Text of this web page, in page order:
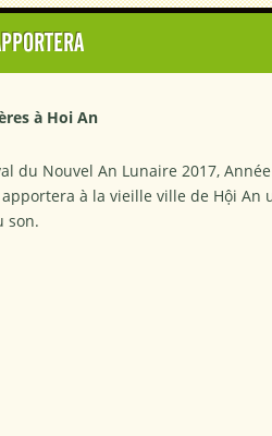
à Hoi An
du Nouvel An Lunaire 2017,
à la vieille ville de Hội
son.